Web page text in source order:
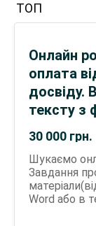
ТОП
30 000 грн.
Онлайн
оплата
досвіду.
тексту з
Шукаємо
Завдання
Word або в телеграм.